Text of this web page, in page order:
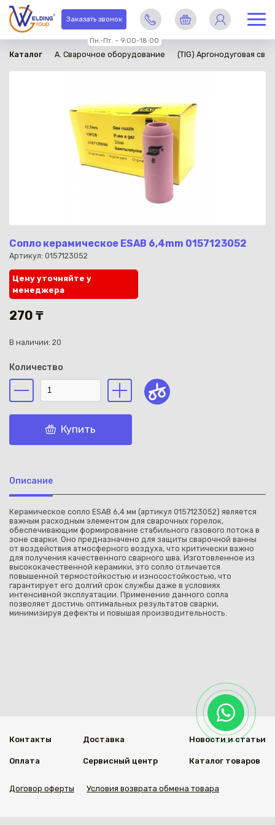
Заказать звонок
Пн.-Пт. – 9:00-18:00
Каталог A. Сварочное оборудование (TIG) Аргонодуговая
Сопло керамическое ESAB 6,4mm 0157123052
Артикул: 0157123052
в наличии
Цену уточняйте у
менеджера
270 ₸
В наличии: 20
Количество
Купить
Описание
Керамическое сопло ESAB 6,4 мм (артикул 0157123052) является
важным расходным элементом для сварочных горелок,
обеспечивающим формирование стабильного газового потока в
зоне сварки. Оно предназначено для защиты сварочной ванны
от воздействия атмосферного воздуха, что критически важно
для получения качественного сварного шва. Изготовленное из
высококачественной керамики, это сопло отличается
повышенной термостойкостью и износостойкостью, что
гарантирует его долгий срок службы даже в условиях
интенсивной эксплуатации. Применение данного сопла
позволяет достичь оптимальных результатов сварки,
минимизируя дефекты и повышая производительность.
Контакты
Оплата
Доставка
Сервисный центр
Новости и статьи
Каталог товаров
Договор оферты Условия возврата обмена товара